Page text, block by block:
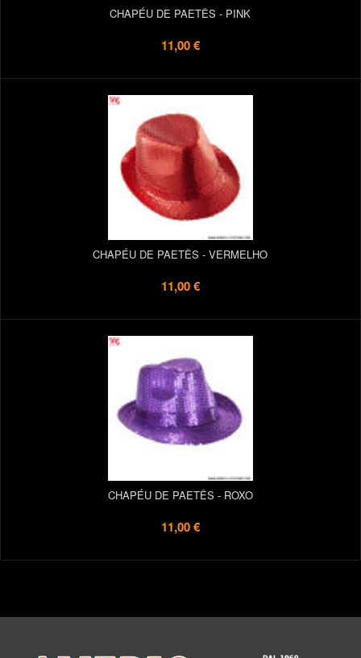
CHAPÉU DE PAETÊS - PINK
11,00 €
CHAPÉU DE PAETÊS - VERMELHO
11,00 €
CHAPÉU DE PAETÊS - ROXO
11,00 €